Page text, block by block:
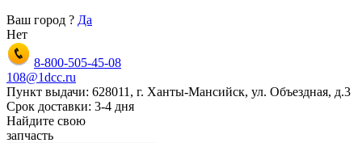
Ваш город ? Да
Нет
8-800-505-45-08
108@1dcc.ru
Пункт выдачи: 628011, г. Ханты-Мансийск, ул. Объездная, д.3
Срок доставки: 3-4 дня
Найдите свою
запчасть